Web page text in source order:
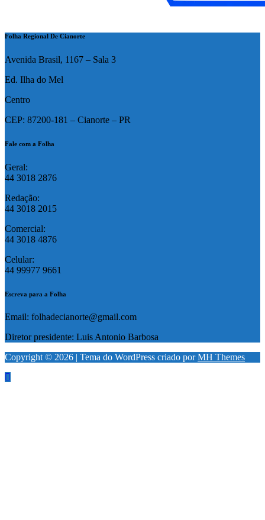
Folha Regional De Cianorte
Avenida Brasil, 1167 – Sala 3
Ed. Ilha do Mel
Centro
CEP: 87200-181 – Cianorte – PR
Fale com a Folha
Geral:
44 3018 2876
Redação:
44 3018 2015
Comercial:
44 3018 4876
Celular:
44 99977 9661
Escreva para a Folha
Email: folhadecianorte@gmail.com
Diretor presidente: Luis Antonio Barbosa
Copyright © 2026 | Tema do WordPress criado porMH Themes